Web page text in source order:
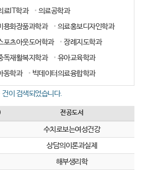
료IT학과
의료공학과
용화장품과학과
의료홍보디자인학과
포츠아웃도어학과
장례지도학과
독재활복지학과
유아교육학과
동학과
빅데이터의료융합학과
이 검색되었습니다.
전공도서
수치로보는여성건강
상담의이론과실제
해부생리학